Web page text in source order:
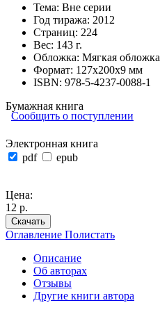
Тема: Вне серии
Год тиража: 2012
Страниц: 224
Вес: 143 г.
Обложка: Мягкая обложка
Формат: 127х200х9 мм
ISBN: 978-5-4237-0088-1
Бумажная книга
Сообщить о поступлении
Электронная книга
pdf
epub
Цена:
12 р.
Скачать
Оглавление Полистать
Описание
Об авторах
Отзывы
Другие книги автора